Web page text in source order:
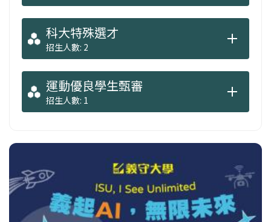
科大特殊選才
招生人數: 2
運動優良學生甄審
招生人數: 1